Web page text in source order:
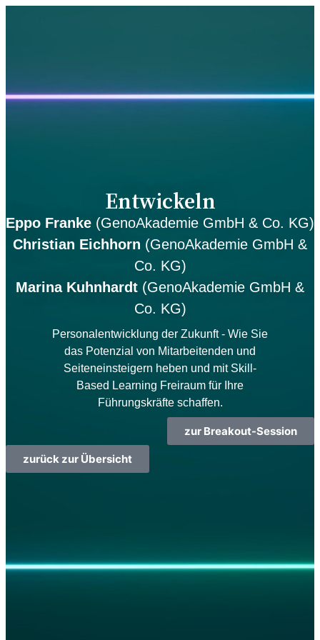
Entwickeln
Eppo Franke (GenoAkademie GmbH & Co. KG)
Christian Eichhorn (GenoAkademie GmbH &
Co. KG)
Marina Kuhnhardt (GenoAkademie GmbH &
Co. KG)
Personalentwicklung der Zukunft - Wie Sie
das Potenzial von Mitarbeitenden und
Seiteneinsteigern heben und mit Skill-
Based Learning Freiraum für Ihre
Führungskräfte schaffen.
zur Breakout-Session
zurück zur Übersicht